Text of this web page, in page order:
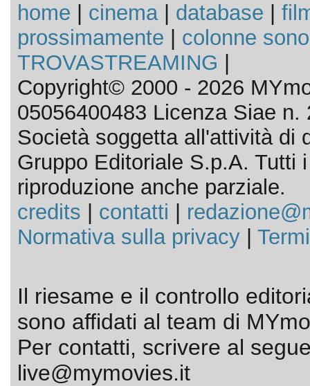
home cinema| database
prossimamente
colonne
TROVASTREAMING
Copyright© 2000 - 2026
05056400483 Licenza Siae n.
Società soggetta all'attività di
Gruppo Editoriale S.p.A. Tutti
riproduzione anche parziale.
credits
contatti
Normativa sulla privacy|
Il riesame e il controllo
sono affidati al team di
Per contatti, scrivere al
live@mymovies.it